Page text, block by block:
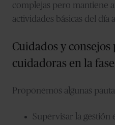
complejas pero mantiene
actividades básicas del día
Cuidados y consejos
cuidadoras en la fase
Proponemos algunas
Supervisar la gestión